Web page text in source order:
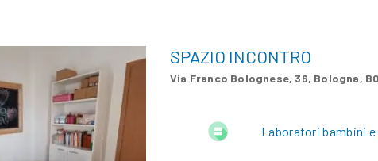
SPAZIO INCONTRO
Via Franco Bolognese, 36, Bologna,
Laboratori bambini